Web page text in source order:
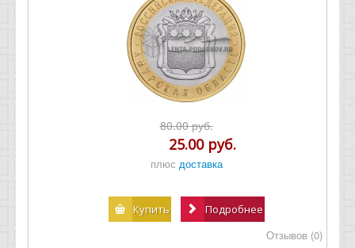
80.00 руб.
25.00 руб.
плюс доставка
Купить Подробнее
Отзывов (0)